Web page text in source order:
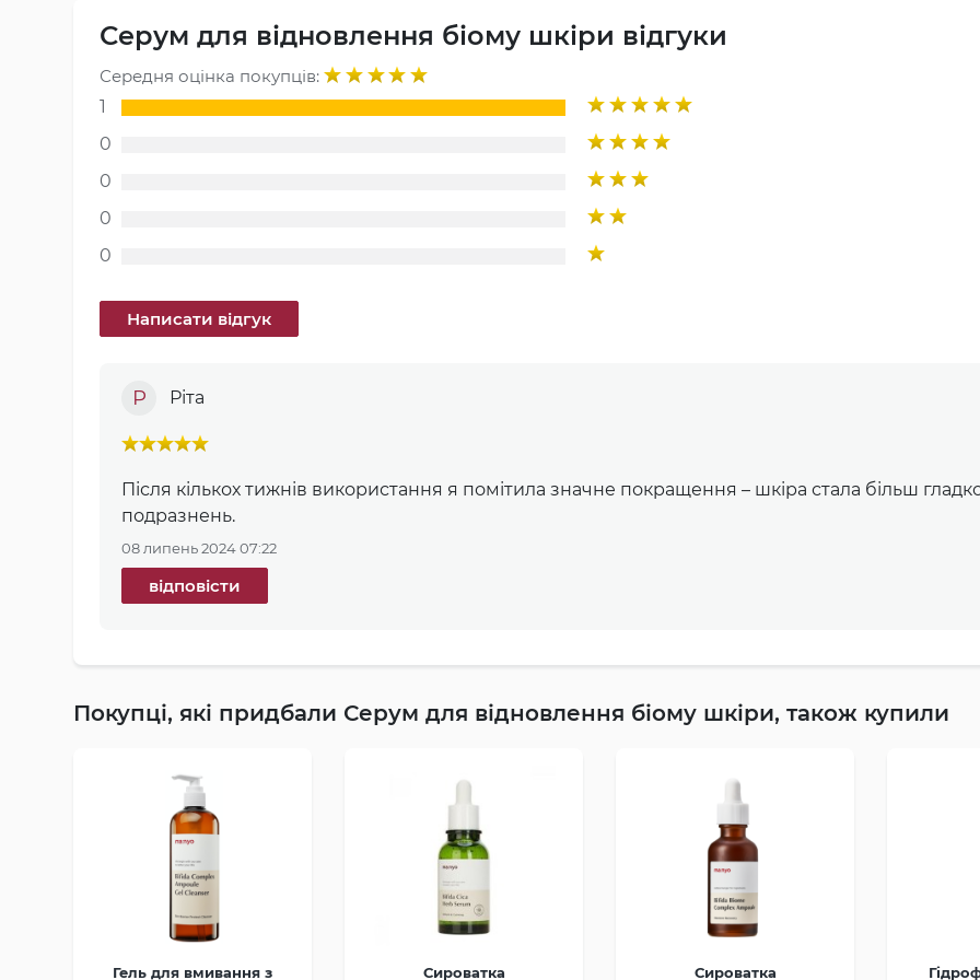
Серум для відновлення біому шкіри відгуки
Середня оцінка покупців:
1
0
0
0
0
Р Ріта
Після кількох тижнів використання я помітила значне покращення – шкіра стала більш
подразнень.
08 липень 2024 07:22
відповісти
Покупці, які придбали Серум для відновлення біому шкіри, також купили
Гель для вмивання з Сироватка Сироватка